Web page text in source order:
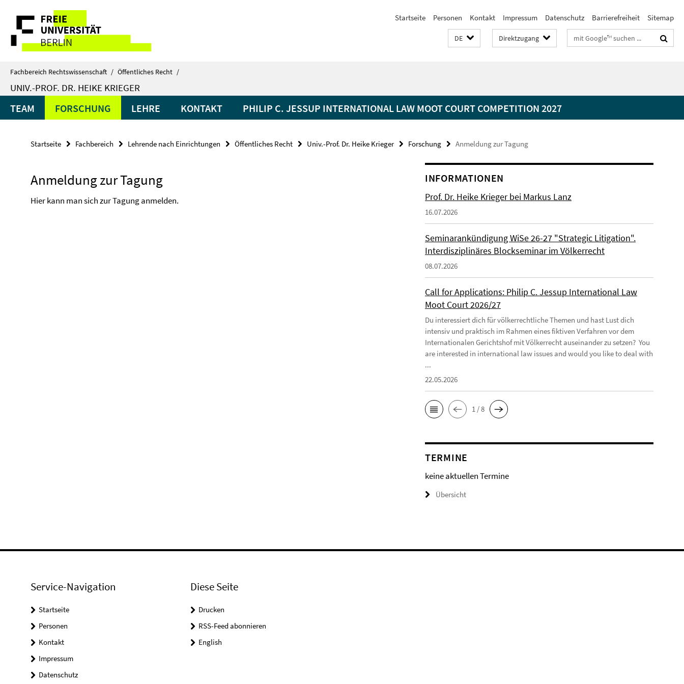
direkt
Inhalt
Service-
Navigation
Startseite Personen Kontakt Impressum Datenschutz Barrierefreiheit Sitemap
DE Direktzugang Suchbegriffe
Fachbereich Rechtswissenschaft / Öffentliches Recht /
UNIV.-PROF. DR. HEIKE KRIEGER
TEAM FORSCHUNG LEHRE KONTAKT PHILIP C. JESSUP INTERNATIONAL LAW MOOT COURT COMPETITION 2027
Startseite Fachbereich Lehrende nach Einrichtungen Öffentliches Recht Univ.-Prof. Dr. Heike Krieger Forschung Anmeldung zur Tagung
Anmeldung zur Tagung
Hier kann man sich zur Tagung anmelden.
INFORMATIONEN
Prof. Dr. Heike Krieger bei Markus Lanz
16.07.2026
Seminarankündigung WiSe 26-27 "Strategic Litigation".
Interdisziplinäres Blockseminar im Völkerrecht
08.07.2026
Call for Applications: Philip C. Jessup International Law
Moot Court 2026/27
Du interessiert dich für völkerrechtliche Themen und hast Lust dich
intensiv und praktisch im Rahmen eines fiktiven Verfahren vor dem
Internationalen Gerichtshof mit Völkerrecht auseinander zu setzen? You
are interested in international law issues and would you like to deal with
...
22.05.2026
1 / 8
TERMINE
keine aktuellen Termine
Übersicht
Service-Navigation
Startseite
Personen
Kontakt
Impressum
Datenschutz
Diese Seite
Drucken
RSS-Feed abonnieren
English